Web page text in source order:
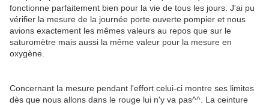
fonctionne parfaitement bien pour la vie de tous les jours. J'ai pu
vérifier la mesure de la journée porte ouverte pompier et nous
avions exactement les mêmes valeurs au repos que sur le
saturomètre mais aussi la même valeur pour la mesure en
oxygène.
Concernant la mesure pendant l'effort celui-ci montre ses limites
dès que nous allons dans le rouge lui n'y va pas^^. La ceinture